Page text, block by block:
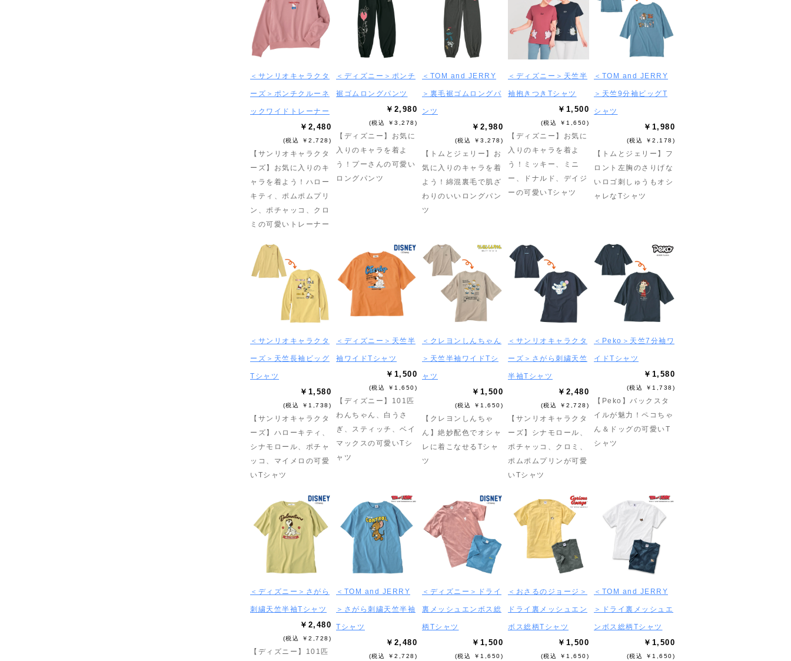
＜サンリオキャラクタ
ーズ＞ポンチクルーネ
ックワイドトレーナー
￥2,480
(税込 ￥2,728)
【サンリオキャラクタ
ーズ】お気に入りのキ
ャラを着よう！ハロー
キティ、ポムポムプリ
ン、ポチャッコ、クロ
ミの可愛いトレーナー
＜ディズニー＞ポンチ
裾ゴムロングパンツ
￥2,980
(税込 ￥3,278)
【ディズニー】お気に
入りのキャラを着よ
う！プーさんの可愛い
ロングパンツ
＜TOM and JERRY
＞裏毛裾ゴムロングパ
ンツ
￥2,980
(税込 ￥3,278)
【トムとジェリー】お
気に入りのキャラを着
よう！綿混裏毛で肌ざ
わりのいいロングパン
ツ
＜ディズニー＞天竺半
袖抱きつきTシャツ
￥1,500
(税込 ￥1,650)
【ディズニー】お気に
入りのキャラを着よ
う！ミッキー、ミニ
ー、ドナルド、デイジ
ーの可愛いTシャツ
＜TOM and JERRY
＞天竺9分袖ビッグT
シャツ
￥1,980
(税込 ￥2,178)
【トムとジェリー】フ
ロント左胸のさりげな
いロゴ刺しゅうもオシ
ャレなTシャツ
＜サンリオキャラクタ
ーズ＞天竺長袖ビッグ
Tシャツ
￥1,580
(税込 ￥1,738)
【サンリオキャラクタ
ーズ】ハローキティ、
シナモロール、ポチャ
ッコ、マイメロの可愛
いTシャツ
＜ディズニー＞天竺半
袖ワイドTシャツ
￥1,500
(税込 ￥1,650)
【ディズニー】101匹
わんちゃん、白うさ
ぎ、スティッチ、ベイ
マックスの可愛いTシ
ャツ
＜クレヨンしんちゃん
＞天竺半袖ワイドTシ
ャツ
￥1,500
(税込 ￥1,650)
【クレヨンしんちゃ
ん】絶妙配色でオシャ
レに着こなせるTシャ
ツ
＜サンリオキャラクタ
ーズ＞さがら刺繍天竺
半袖Tシャツ
￥2,480
(税込 ￥2,728)
【サンリオキャラクタ
ーズ】シナモロール、
ポチャッコ、クロミ、
ポムポムプリンが可愛
いTシャツ
＜Peko＞天竺7分袖ワ
イドTシャツ
￥1,580
(税込 ￥1,738)
【Peko】バックスタ
イルが魅力！ペコちゃ
ん＆ドッグの可愛いT
シャツ
＜ディズニー＞さがら
刺繍天竺半袖Tシャツ
￥2,480
(税込 ￥2,728)
【ディズニー】101匹
＜TOM and JERRY
＞さがら刺繍天竺半袖
Tシャツ
￥2,480
(税込 ￥2,728)
＜ディズニー＞ドライ
裏メッシュエンボス総
柄Tシャツ
￥1,500
(税込 ￥1,650)
＜おさるのジョージ＞
ドライ裏メッシュエン
ボス総柄Tシャツ
￥1,500
(税込 ￥1,650)
＜TOM and JERRY
＞ドライ裏メッシュエ
ンボス総柄Tシャツ
￥1,500
(税込 ￥1,650)